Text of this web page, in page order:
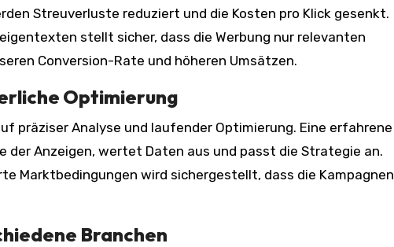
Streuverluste reduziert und die Kosten pro Klick gesenkt.
stellt sicher, dass die Werbung nur relevanten
Conversion-Rate und höheren Umsätzen.
Optimierung
präziser Analyse und laufender Optimierung. Eine erfahrene
der Anzeigen, wertet Daten aus und passt die Strategie an.
Marktbedingungen wird sichergestellt, dass die Kampagnen
Branchen